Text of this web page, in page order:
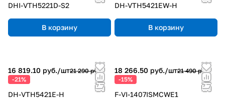
DHI-VTH5221D-S2
В корзину
DH-VTH5421EW-H
В корзину
16 819.10 руб./шт21 290 руб.
-21%
DH-VTH5421E-H
18 266.50 руб./шт21 490 руб.
-15%
F-VI-1407ISMCWE1